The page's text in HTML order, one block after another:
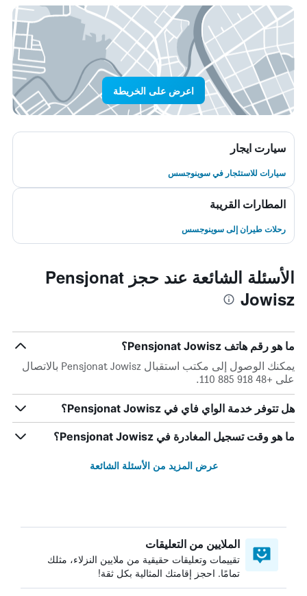
اعرض على الخريطة
سيارت ايجار
سيارات للاستئجار في سوينوجسس
المطارات القريبة
رحلات طيران إلى سوينوجسس
الأسئلة الشائعة عند حجز Pensjonat
Jowisz
ما هو رقم هاتف Pensjonat Jowisz؟
يمكنك الوصول إلى مكتب استقبال Pensjonat Jowisz بالاتصال
على +48 918 885 110.
هل تتوفر خدمة الواي فاي في Pensjonat Jowisz؟
ما هو وقت تسجيل المغادرة في Pensjonat Jowisz؟
عرض المزيد من الأسئلة الشائعة
الملايين من التعليقات
تقييمات وتعليقات حقيقية من ملايين النزلاء، مثلك
تمامًا. احجز إقامتك المثالية بكل ثقة!